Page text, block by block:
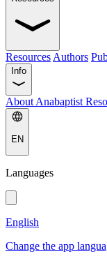
Resources Authors
Info
About Anabaptist
EN
Languages
English
Change the app